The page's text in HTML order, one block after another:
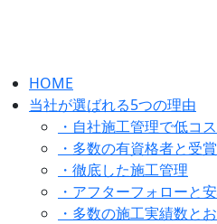
HOME
当社が選ばれる5つの理由
・自社施工管理で低コ
・多数の有資格者と受
・徹底した施工管理
・アフターフォローと
・多数の施工実績数と